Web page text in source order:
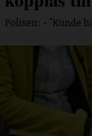
Polisen: - "Kunde